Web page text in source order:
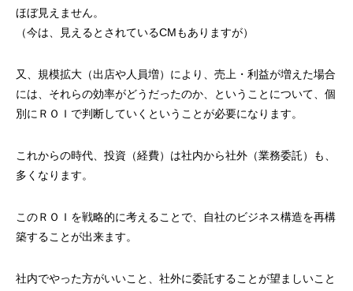
ほぼ見えません。
（今は、見えるとされているCMもありますが）
又、規模拡大（出店や人員増）により、売上・利益が増えた場合
には、それらの効率がどうだったのか、ということについて、個
別にＲＯＩで判断していくということが必要になります。
これからの時代、投資（経費）は社内から社外（業務委託）も、
多くなります。
このＲＯＩを戦略的に考えることで、自社のビジネス構造を再構
築することが出来ます。
社内でやった方がいいこと、社外に委託することが望ましいこと